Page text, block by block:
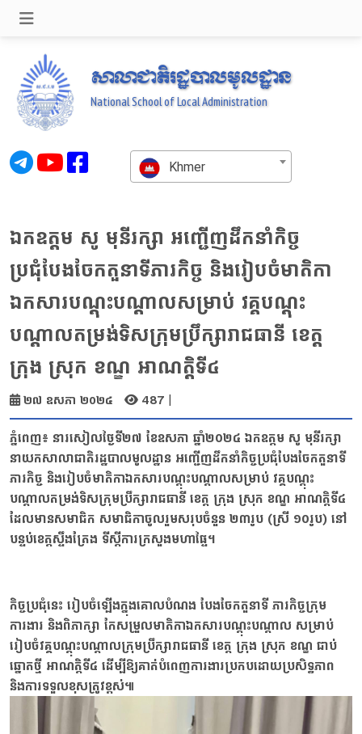
សាលាជាតិរដ្ឋបាលមូលដ្ឋាន
National School of Local Administration
Khmer
ឯកឧត្តម សូ មុនីរក្សា អញ្ជេីញដឹកនាំកិច្ច
ប្រជុំបែងចែកតួនាទីភារកិច្ច និងរៀបចំមាតិកា
ឯកសារបណ្តុះបណ្តាលសម្រាប់ វគ្គបណ្តុះ
បណ្តាលតម្រង់ទិសក្រុមប្រឹក្សារាជធានី ខេត្ត
ក្រុង ស្រុក ខណ្ឌ អាណត្តិទី៤
២៧ ឧសភា ២០២៤ 487 |
ភ្នំពេញ៖ នារសៀលថ្ងៃទី២៧ ខែឧសភា ឆ្នាំ២០២៤ ឯកឧត្តម សូ មុនីរក្សា
នាយកសាលាជាតិរដ្ឋបាលមូលដ្ឋាន អញ្ជេីញដឹកនាំកិច្ចប្រជុំបែងចែកតួនាទី
ភារកិច្ច និងរៀបចំមាតិកាឯកសារបណ្តុះបណ្តាលសម្រាប់ វគ្គបណ្តុះ
បណ្តាលតម្រង់ទិសក្រុមប្រឹក្សារាជធានី ខេត្ត ក្រុង ស្រុក ខណ្ឌ អាណត្តិទី៤
ដែលមានសមាជិក សមាជិកាចូលរួមសរុបចំនួន ២៣រូប (ស្រី ១០រូប) នៅ
បន្ទប់ខេត្តស្ទឹងត្រែង ទីស្តីការក្រសួងមហាផ្ទៃ។
កិច្ចប្រជុំនេះ រៀបចំឡេីងក្នុងគោលបំណង បែងចែកតួនាទី ភារកិច្ចក្រុម
ការងារ និងពិភាក្សា កែសម្រួលមាតិកាឯកសារបណ្តុះបណ្តាល សម្រាប់
រៀបចំវគ្គបណ្តុះបណ្តាលក្រុមប្រឹក្សារាជធានី ខេត្ត ក្រុង ស្រុក ខណ្ឌ ជាប់
ឆ្នោតថ្មី អាណត្តិទី៤ ដើម្បីឱ្យគាត់បំពេញការងារប្រកបដោយប្រសិទ្ធភាព
និងការទទួលខុសត្រូវខ្ពស់៕